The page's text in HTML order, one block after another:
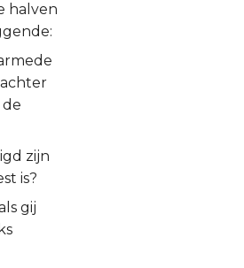
halven
zijn
is?
gij